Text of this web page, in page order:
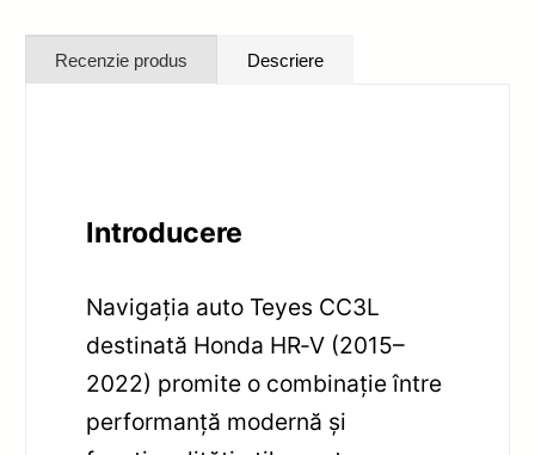
Recenzie produs Descriere
Introducere
Navigația auto Teyes CC3L
destinată Honda HR‑V (2015–
2022) promite o combinație între
performanță modernă și